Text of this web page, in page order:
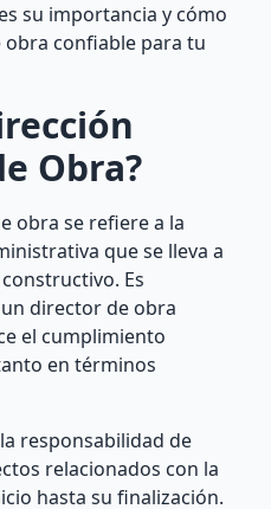
su importancia y cómo
confiable para tu
Obra?
obra se refiere a la
que se lleva a
Es
director de obra
el cumplimiento
en términos
responsabilidad de
relacionados con la
hasta su finalización.